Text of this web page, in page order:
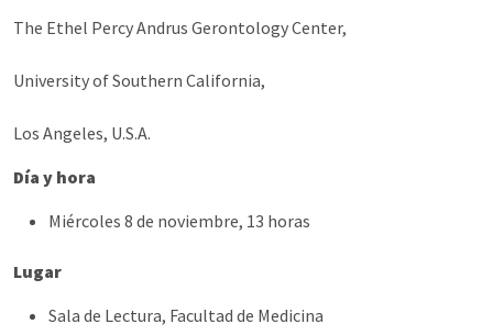
The Ethel Percy Andrus Gerontology Center,
University of Southern California,
Los Angeles, U.S.A.
Día y hora
Miércoles 8 de noviembre, 13 horas
Lugar
Sala de Lectura, Facultad de Medicina